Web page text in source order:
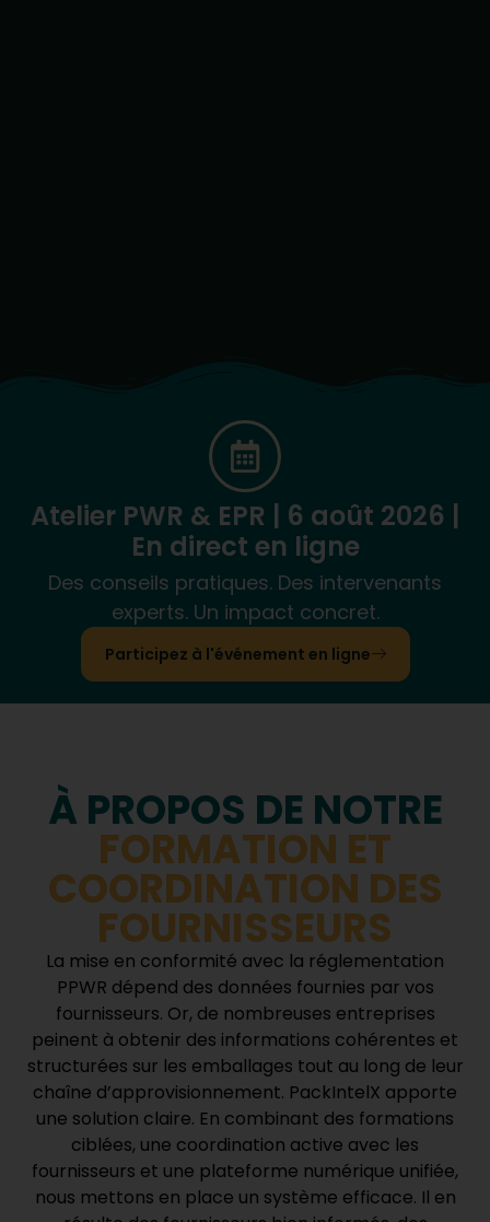
Atelier PWR & EPR | 6 août 2026 |
En direct en ligne
Des conseils pratiques. Des intervenants
experts. Un impact concret.
Participez à l'événement en ligne
À PROPOS DE NOTRE
FORMATION ET
COORDINATION DES
FOURNISSEURS
La mise en conformité avec la réglementation
PPWR dépend des données fournies par vos
fournisseurs. Or, de nombreuses entreprises
peinent à obtenir des informations cohérentes et
structurées sur les emballages tout au long de leur
chaîne d’approvisionnement. PackIntelX apporte
une solution claire. En combinant des formations
ciblées, une coordination active avec les
fournisseurs et une plateforme numérique unifiée,
nous mettons en place un système efficace. Il en